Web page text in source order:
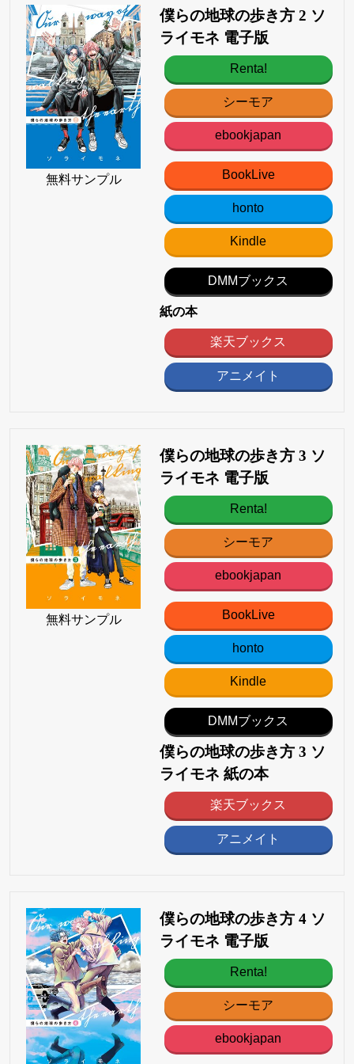
無料サンプル
僕らの地球の歩き方 2 ソ
ライモネ 電子版
Renta!
シーモア
ebookjapan
BookLive
honto
Kindle
DMMブックス
紙の本
楽天ブックス
アニメイト
無料サンプル
僕らの地球の歩き方 3 ソ
ライモネ 電子版
Renta!
シーモア
ebookjapan
BookLive
honto
Kindle
DMMブックス
僕らの地球の歩き方 3 ソ
ライモネ 紙の本
楽天ブックス
アニメイト
僕らの地球の歩き方 4 ソ
ライモネ 電子版
Renta!
シーモア
ebookjapan